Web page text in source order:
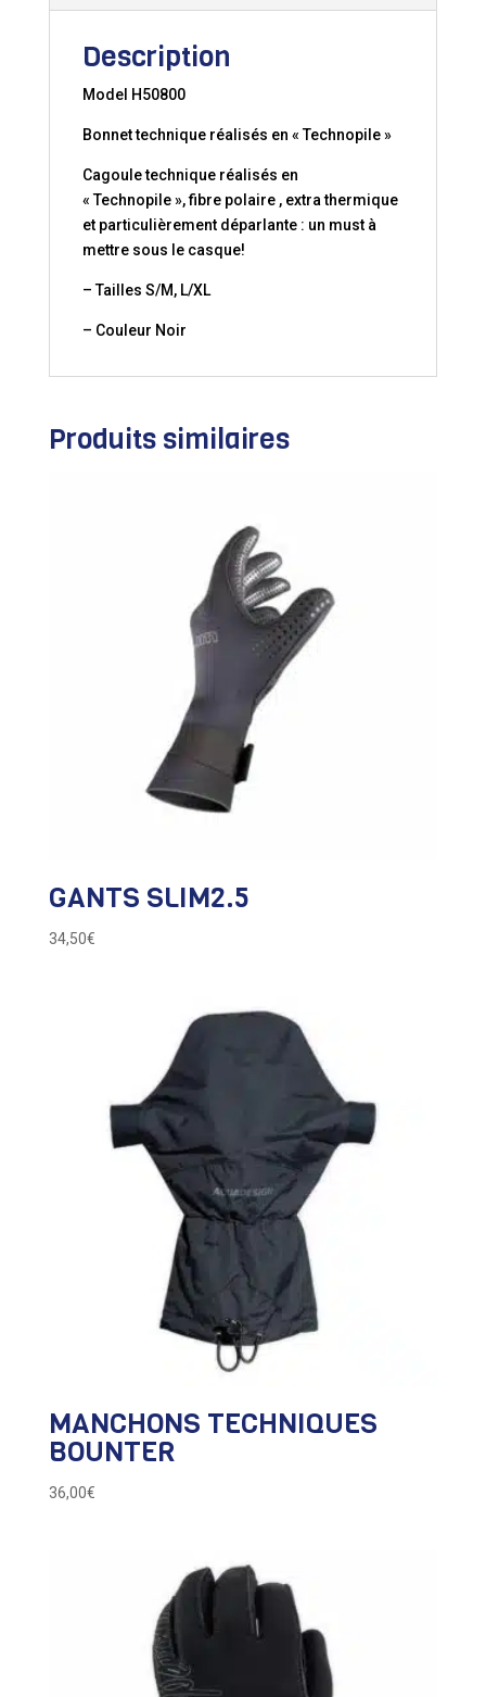
Description
Model H50800
Bonnet technique réalisés en « Technopile »
Cagoule technique réalisés en
« Technopile », fibre polaire , extra thermique
et particulièrement déparlante : un must à
mettre sous le casque!
– Tailles S/M, L/XL
– Couleur Noir
Produits similaires
GANTS SLIM2.5
34,50€
MANCHONS TECHNIQUES
BOUNTER
36,00€